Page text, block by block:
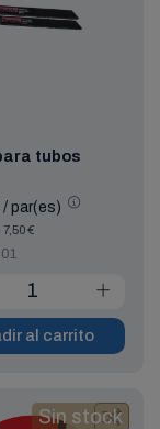
tubos
/ par(es)
€
al carrito
Sin stock